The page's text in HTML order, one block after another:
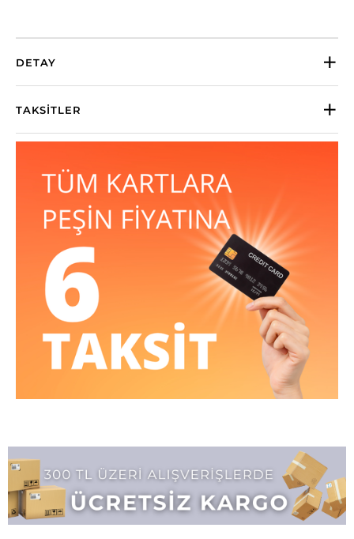
DETAY
TAKSITLER